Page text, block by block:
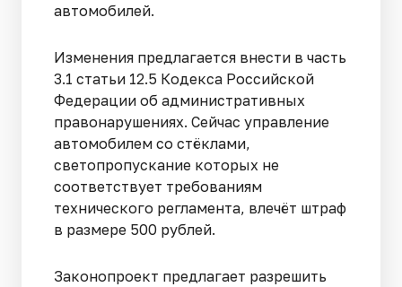
автомобилей.
Изменения предлагается внести в часть
3.1 статьи 12.5 Кодекса Российской
Федерации об административных
правонарушениях. Сейчас управление
автомобилем со стёклами,
светопропускание которых не
соответствует требованиям
технического регламента, влечёт штраф
в размере 500 рублей.
Законопроект предлагает разрешить